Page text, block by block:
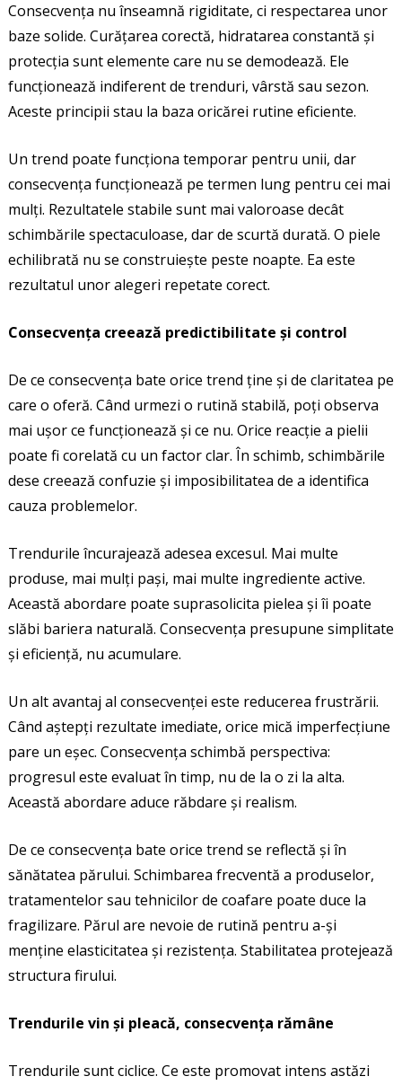
Consecvența nu înseamnă rigiditate, ci respectarea unor
baze solide. Curățarea corectă, hidratarea constantă și
protecția sunt elemente care nu se demodează. Ele
funcționează indiferent de trenduri, vârstă sau sezon.
Aceste principii stau la baza oricărei rutine eficiente.
Un trend poate funcționa temporar pentru unii, dar
consecvența funcționează pe termen lung pentru cei mai
mulți. Rezultatele stabile sunt mai valoroase decât
schimbările spectaculoase, dar de scurtă durată. O piele
echilibrată nu se construiește peste noapte. Ea este
rezultatul unor alegeri repetate corect.
Consecvența creează predictibilitate și control
De ce consecvența bate orice trend ține și de claritatea pe
care o oferă. Când urmezi o rutină stabilă, poți observa
mai ușor ce funcționează și ce nu. Orice reacție a pielii
poate fi corelată cu un factor clar. În schimb, schimbările
dese creează confuzie și imposibilitatea de a identifica
cauza problemelor.
Trendurile încurajează adesea excesul. Mai multe
produse, mai mulți pași, mai multe ingrediente active.
Această abordare poate suprasolicita pielea și îi poate
slăbi bariera naturală. Consecvența presupune simplitate
și eficiență, nu acumulare.
Un alt avantaj al consecvenței este reducerea frustrării.
Când aștepți rezultate imediate, orice mică imperfecțiune
pare un eșec. Consecvența schimbă perspectiva:
progresul este evaluat în timp, nu de la o zi la alta.
Această abordare aduce răbdare și realism.
De ce consecvența bate orice trend se reflectă și în
sănătatea părului. Schimbarea frecventă a produselor,
tratamentelor sau tehnicilor de coafare poate duce la
fragilizare. Părul are nevoie de rutină pentru a-și
menține elasticitatea și rezistența. Stabilitatea protejează
structura firului.
Trendurile vin și pleacă, consecvența rămâne
Trendurile sunt ciclice. Ce este promovat intens astăzi